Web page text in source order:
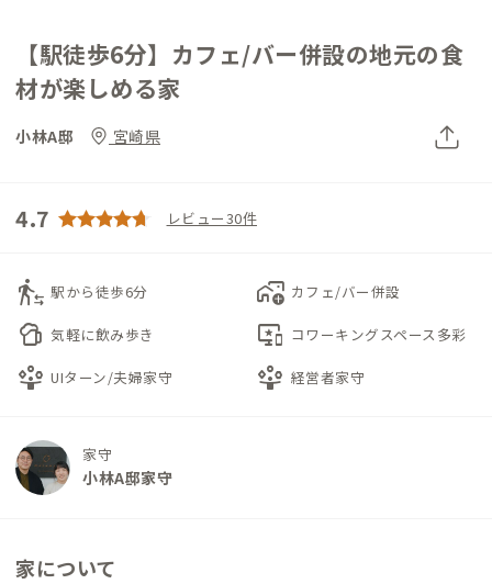
【駅徒歩6分】カフェ/バー併設の地元の食
材が楽しめる家
小林A邸 宮崎県
4.7 レビュー30件
transfer_within_a_station 駅から徒歩6分 add_home_work カフェ/バー併設
sports_bar 気軽に飲み歩き important_devices コワーキングスペース多彩
person_play UIターン/夫婦家守 person_play 経営者家守
家守
小林A邸家守
家について